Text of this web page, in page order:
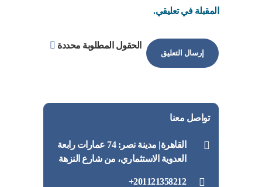
المقبلة في تعليقي.
الحقول المطلوبة محددة
تواصل معنا
القاهرة| مدينة نصر: 74 عمارات رابعة
العدوية الاستثماري، من شارع النزهة
201121358212+